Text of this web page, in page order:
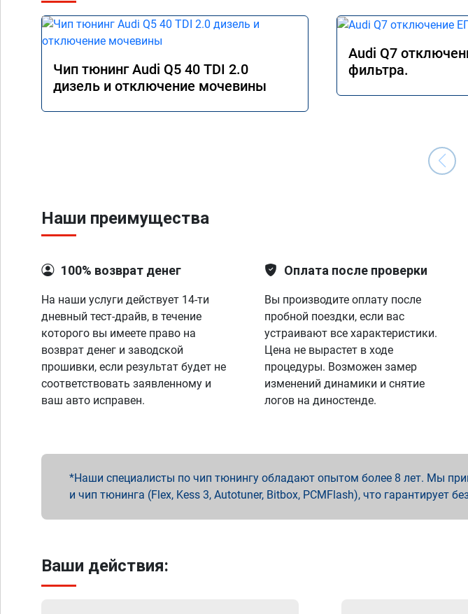
Чип тюнинг Audi Q5 40 TDI 2.0
дизель и отключение мочевины
Audi Q7
фильтра.
Наши преимущества
100% возврат денег
На наши услуги действует 14-ти
дневный тест-драйв, в течение
которого вы имеете право на
возврат денег и заводской
прошивки, если результат будет не
соответствовать заявленному и
ваш авто исправен.
Оплата после проверки
Вы производите оплату после
пробной поездки, если вас
устраивают все характеристики.
Цена не вырастет в ходе
процедуры. Возможен замер
изменений динамики и снятие
логов на диностенде.
Наши специалисты по чип тюнингу обладают опытом более 8 лет. Мы
и чип тюнинга (Flex, Kess 3, Autotuner, Bitbox, PCMFlash), что гарантирует
Ваши действия: